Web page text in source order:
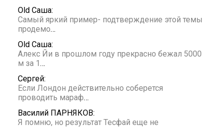
Old Саша:
Самый яркий пример- подтверждение этой темы
продемо…
Old Саша:
Алекс Йи в прошлом году прекрасно бежал 5000
м за 1…
Сергей:
Если Лондон действительно соберется
проводить мараф…
Василий ПАРНЯКОВ:
Я помню, но результат Тесфай еще не